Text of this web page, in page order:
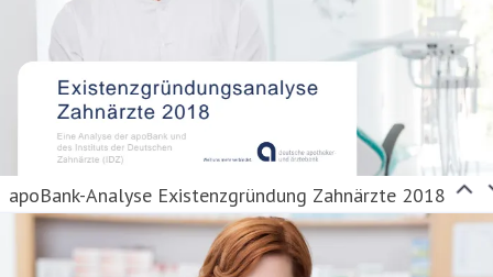
apoBank-Analyse Existenzgründung Zahnärzte 2018